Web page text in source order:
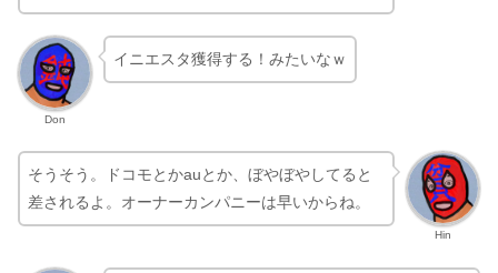
Don
イニエスタ獲得する！みたいなｗ
Hin
そうそう。ドコモとかauとか、ぼやぼやしてると
差されるよ。オーナーカンパニーは早いからね。